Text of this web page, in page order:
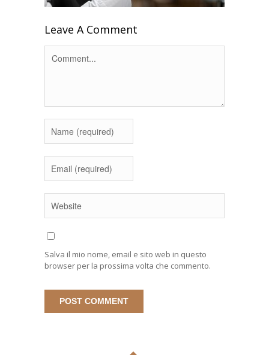
Leave A Comment
Salva il mio nome, email e sito web in questo
browser per la prossima volta che commento.